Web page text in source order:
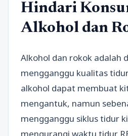
Hindari
Alkohol dan
Alkohol dan rokok adalah
mengganggu kualitas
alkohol dapat membuat
mengantuk, namun
mengganggu siklus tidur